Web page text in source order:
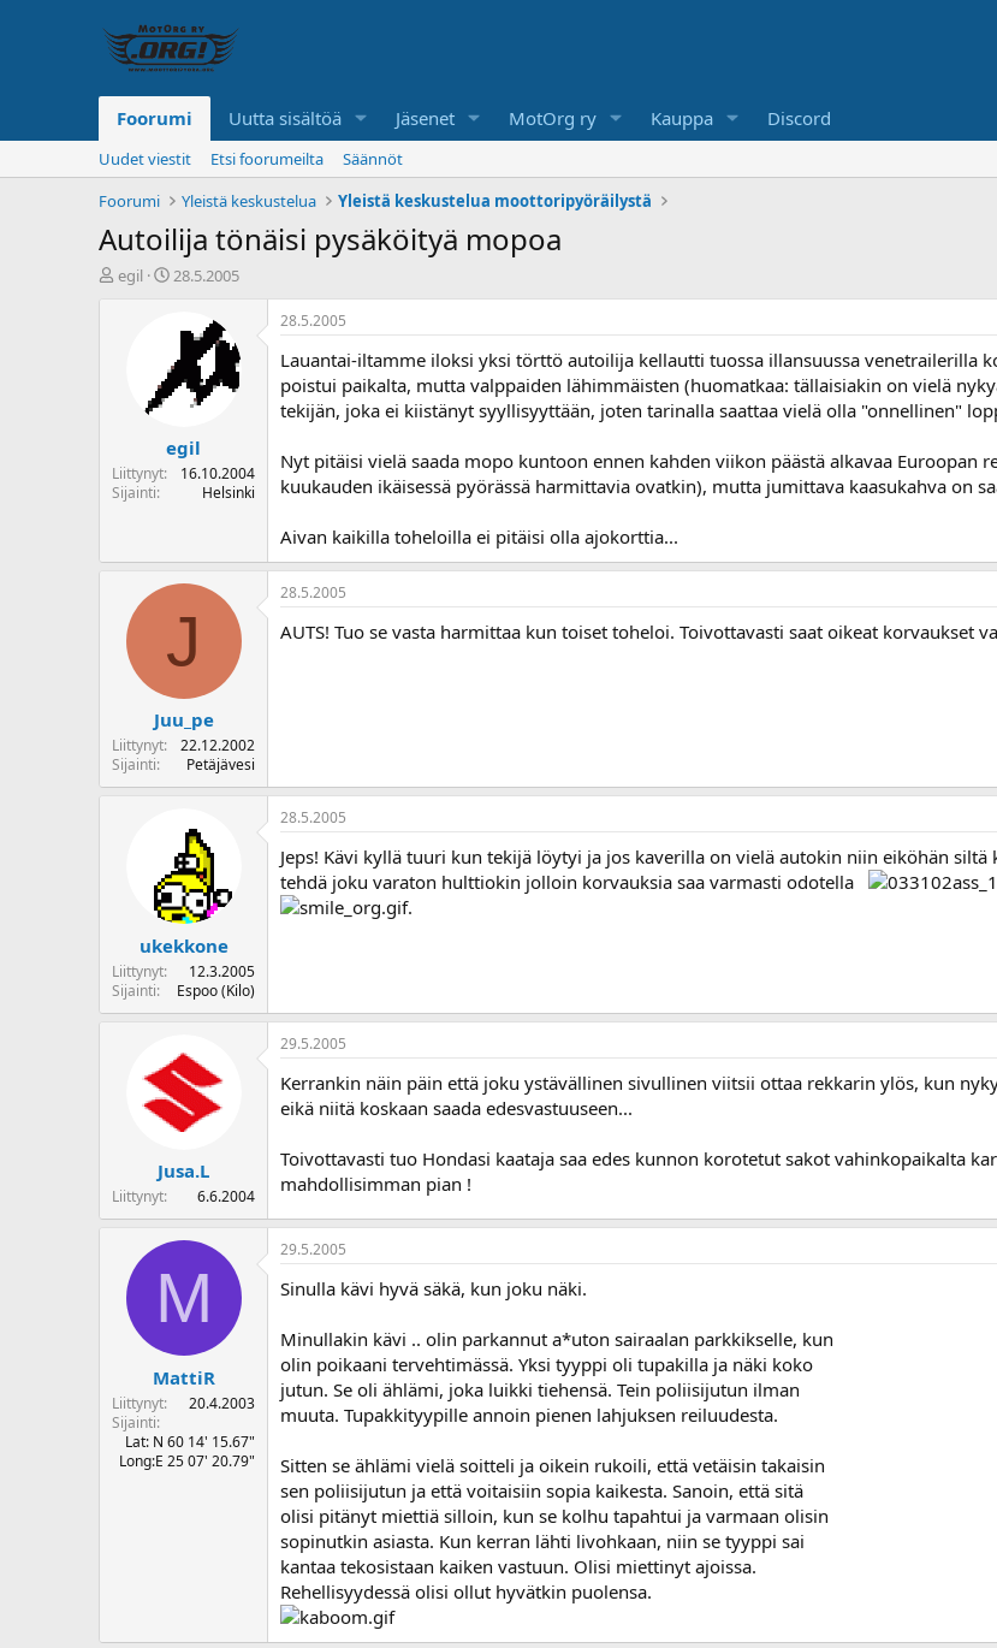
Foorumi Uutta sisältöä Jäsenet MotOrg ry Kauppa Discord
Uudet viestit Etsi foorumeilta
Säännöt
Foorumi
Yleistä keskustelua Yleistä keskustelua moottoripyöräilystä
Autoilija tönäisi pysäköityä mopoa
K
u
n
egil
A
t
u
ä
28.5.2005
egil
Liittynyt
16.10.2004
Sijainti
Helsinki
28.5.2005
Lauantai-iltamme iloksi yksi törttö autoilija kellautti tuossa illansuussa venetrailerilla
poistui paikalta, mutta valppaiden lähimmäisten (huomatkaa: tällaisiakin on vielä
tekijän, joka ei kiistänyt syyllisyyttään, joten tarinalla saattaa vielä olla "onnellinen"
Nyt pitäisi vielä saada mopo kuntoon ennen kahden viikon päästä alkavaa Euroopan
kuukauden ikäisessä pyörässä harmittavia ovatkin), mutta jumittava kaasukahva on
Aivan kaikilla toheloilla ei pitäisi olla ajokorttia...
J
Juu_pe
Liittynyt
22.12.2002
Sijainti
Petäjävesi
28.5.2005
AUTS! Tuo se vasta harmittaa kun toiset toheloi. Toivottavasti saat oikeat korvaukset
ukekkone
Liittynyt
12.3.2005
Sijainti
Espoo (Kilo)
28.5.2005
Jeps! Kävi kyllä tuuri kun tekijä löytyi ja jos kaverilla on vielä autokin niin eiköhän
tehdä joku varaton hulttiokin jolloin korvauksia saa varmasti odotella
.
Jusa.L
Liittynyt 6.6.2004
29.5.2005
Kerrankin näin päin että joku ystävällinen sivullinen viitsii ottaa rekkarin ylös, kun
eikä niitä koskaan saada edesvastuuseen...
Toivottavasti tuo Hondasi kaataja saa edes kunnon korotetut sakot vahinkopaikalta
mahdollisimman pian !
M
MattiR
Liittynyt
20.4.2003
Sijainti
Lat: N 60 14' 15.67"
Long:E 25 07' 20.79"
29.5.2005
Sinulla kävi hyvä säkä, kun joku näki.
Minullakin kävi .. olin parkannut a*uton sairaalan parkkikselle, kun
olin poikaani tervehtimässä. Yksi tyyppi oli tupakilla ja näki koko
jutun. Se oli ählämi, joka luikki tiehensä. Tein poliisijutun ilman
muuta. Tupakkityypille annoin pienen lahjuksen reiluudesta.
Sitten se ählämi vielä soitteli ja oikein rukoili, että vetäisin takaisin
sen poliisijutun ja että voitaisiin sopia kaikesta. Sanoin, että sitä
olisi pitänyt miettiä silloin, kun se kolhu tapahtui ja varmaan olisin
sopinutkin asiasta. Kun kerran lähti livohkaan, niin se tyyppi sai
kantaa tekosistaan kaiken vastuun. Olisi miettinyt ajoissa.
Rehellisyydessä olisi ollut hyvätkin puolensa.